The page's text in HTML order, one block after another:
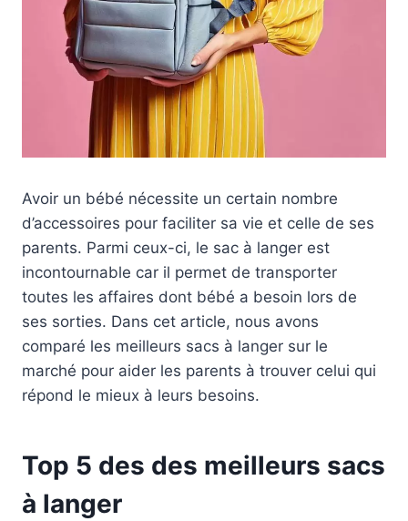
Avoir un bébé nécessite un certain nombre
d’accessoires pour faciliter sa vie et celle de ses
parents. Parmi ceux-ci, le sac à langer est
incontournable car il permet de transporter
toutes les affaires dont bébé a besoin lors de
ses sorties. Dans cet article, nous avons
comparé les meilleurs sacs à langer sur le
marché pour aider les parents à trouver celui qui
répond le mieux à leurs besoins.
Top 5 des des meilleurs sacs
à langer